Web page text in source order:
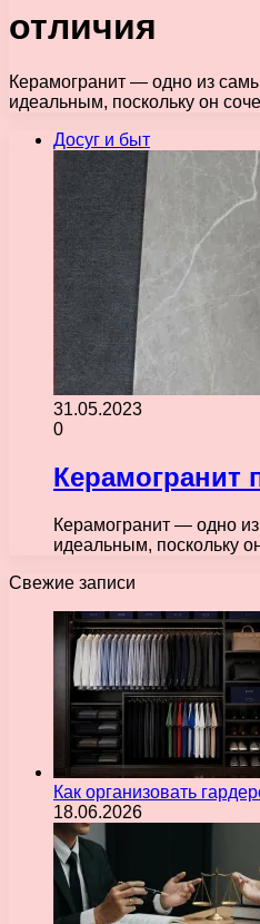
отличия
Керамогранит — одно из
идеальным, поскольку он
Досуг и быт
31.05.2023
0
Керамогранит
Керамогранит — одно
идеальным, поскольку
Свежие записи
Как организовать
18.06.2026